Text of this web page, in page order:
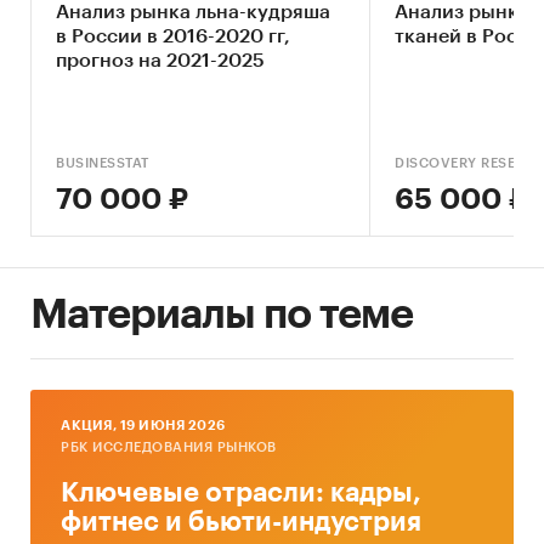
государственная поддержка отрасли
В Приложения вынесены дополнительные
ведущих экспертов отрасли, справочно-
адресная информация льнозаводов РФ.
МЕТОДОЛОГИЯ ИССЛЕДОВАНИЯ
информации.
Первичные источники:
Анализ рынка льна-кудряша
в России в 2016-2020 гг,
прогноз на 2021-2025
BUSINESSTAT
70 000 ₽
Анализ рынка
тканей в
DISCOVERY
65 000 ₽
Материалы по теме
AКЦИЯ, 19 ИЮНЯ 2026
РБК ИССЛЕДОВАНИЯ РЫНКОВ
Ключевые отрасли: кадры,
фитнес и бьюти-индустрия